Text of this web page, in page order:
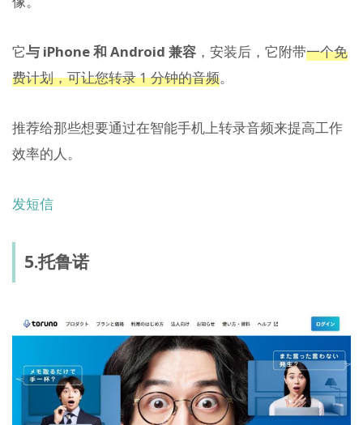
它与 iPhone 和 Android 兼容 ，安装后，它附带一个免
费计划，可让您转录 1 分钟的音频。
推荐给那些想要通过在智能手机上转录音频来提高工作
效率的人。
发短信
5.托鲁诺